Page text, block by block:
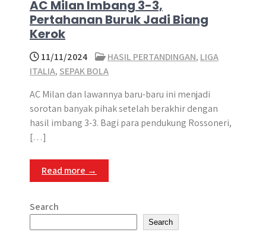
AC Milan Imbang 3-3,
Pertahanan Buruk Jadi Biang
Kerok
11/11/2024 HASIL PERTANDINGAN, LIGA
ITALIA, SEPAK BOLA
AC Milan dan lawannya baru-baru ini menjadi
sorotan banyak pihak setelah berakhir dengan
hasil imbang 3-3. Bagi para pendukung Rossoneri,
[…]
Read more →
Search
Search